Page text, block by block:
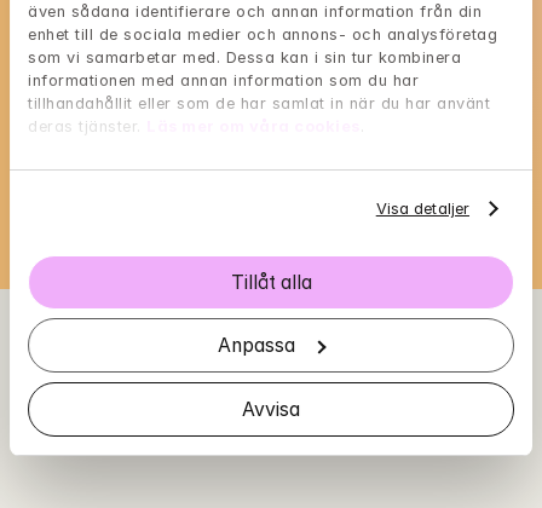
även sådana identifierare och annan information från din
enhet till de sociala medier och annons- och analysföretag
som vi samarbetar med. Dessa kan i sin tur kombinera
informationen med annan information som du har
tillhandahållit eller som de har samlat in när du har använt
deras tjänster.
Visa detaljer
Tillåt alla
Anpassa
Avvisa
Sigrids tillgänglighet
Välj en tid som passar dig, och reservera med
BankID i nästa steg
Loading...